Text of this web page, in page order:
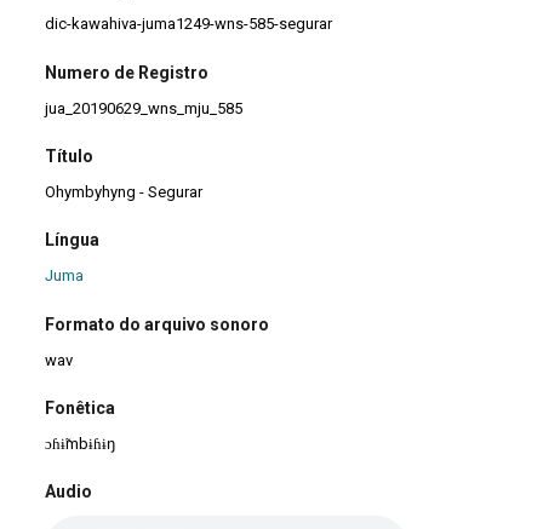
dic-kawahiva-juma1249-wns-585-segurar
Numero de Registro
jua_20190629_wns_mju_585
Título
Ohymbyhyng - Segurar
Língua
Juma
Formato do arquivo sonoro
wav
Fonêtica
ɔɦɨ̃mbɨɦɨŋ
Audio